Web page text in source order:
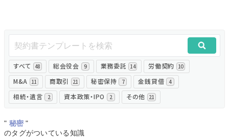
資本政策を無料でお試し
無料でアンケート
匿名360°評価
ちょこっと相談とは？
すべて 48 総会役会 9 業務委託 14 労働契約 10
M&A 11 商取引 21 秘密保持 7 金銭貸借 4
相続・遺言 2 資本政策・IPO 2 その他 21
" 秘密 "
のタグがついている知識